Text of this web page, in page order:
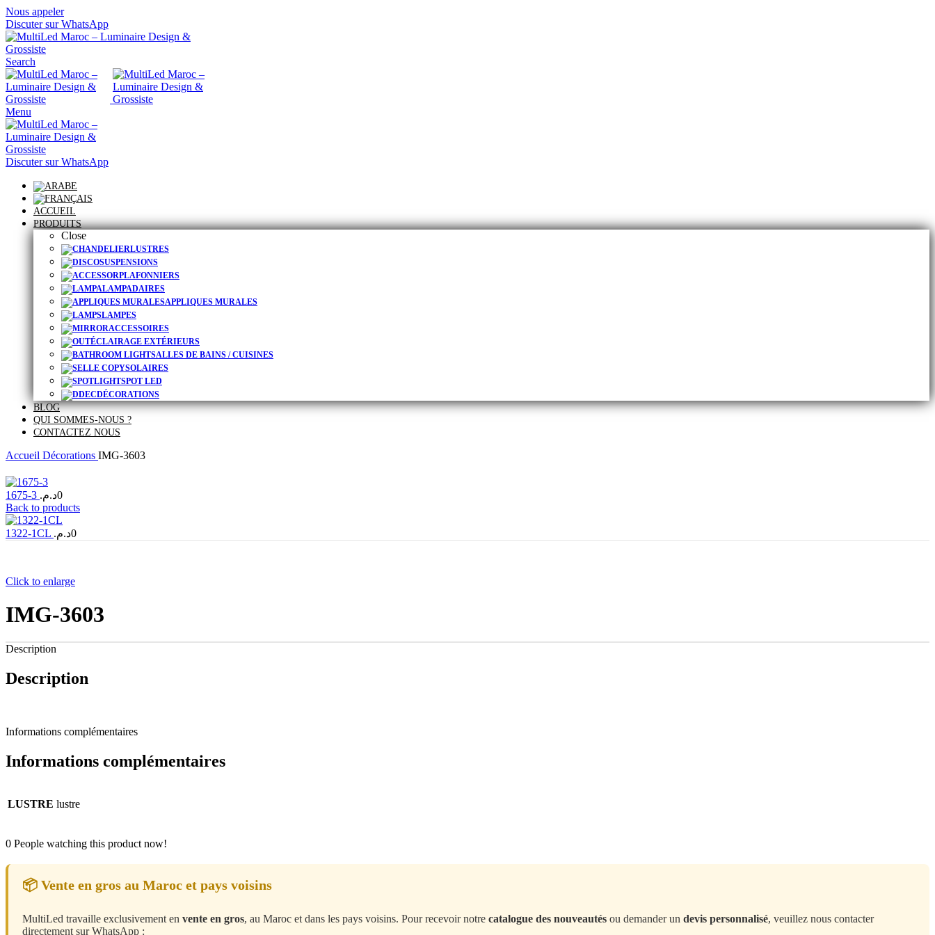
Nous appeler
Discuter sur WhatsApp
Search
Menu
Discuter sur WhatsApp
ACCUEIL
PRODUITS
Close
LUSTRES
SUSPENSIONS
PLAFONNIERS
LAMPADAIRES
APPLIQUES MURALES
LAMPES
ACCESSOIRES
ÉCLAIRAGE EXTÉRIEURS
SALLES DE BAINS / CUISINES
SOLAIRES
SPOT LED
DÉCORATIONS
BLOG
QUI SOMMES-NOUS ?
CONTACTEZ NOUS
Accueil Décorations IMG-3603
1675-3 0د.م.
Back to products
1322-1CL 0د.م.
Click to enlarge
IMG-3603
Description
Description
Informations complémentaires
Informations complémentaires
LUSTRE lustre
0 People watching this product now!
📦 Vente en gros au Maroc et pays voisins
MultiLed travaille exclusivement en vente en gros, au Maroc et dans les pays voisins. Pour recevoir notre catalogue des nouveautés ou demander un devis personnalisé, veuillez nous contacter
directement sur WhatsApp :